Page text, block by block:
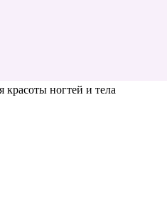
красоты ногтей и тела